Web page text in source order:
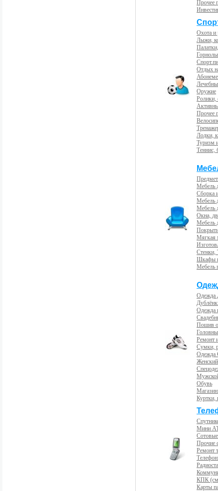
Прочее
Охота и
Лыжи,
Отдых
Оружие
Ролики,
Прочее
Лодки,
Туризм
Теннис,
Мебель
Сборка
Мебель
Мебель
Окна,
Мебель
Мягкая
Стенки,
Шкафы
Мебель
Одежда
Одежда
Пошив
Ремонт
Сумки,
Одежда
Обувь
Куртки,
Мини
Прочие
Ремонт
КПК
Карты